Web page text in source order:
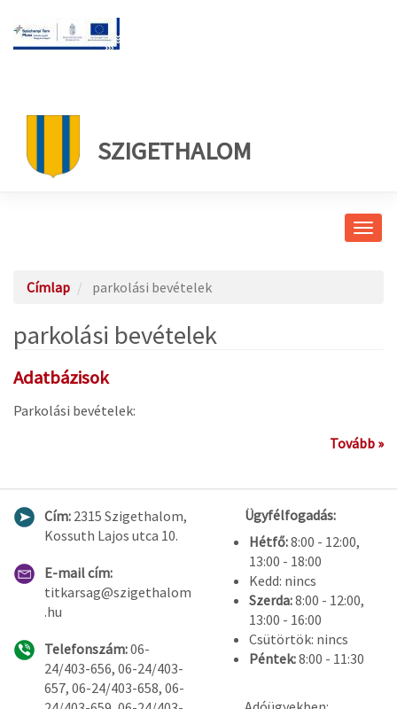
SZIGETHALOM
Címlap parkolási bevételek
parkolási bevételek
Adatbázisok
Parkolási bevételek:
Tovább »
Cím: 2315 Szigethalom,
Kossuth Lajos utca 10.
E-mail cím:
titkarsag@szigethalom
.hu
Telefonszám:06-
24/403-656, 06-24/403-
657, 06-24/403-658, 06-
Ügyfélfogadás:
Hétfő:8:00 - 12:00,
13:00 - 18:00
Kedd: nincs
Szerda:8:00 - 12:00,
13:00 - 16:00
Csütörtök: nincs
Péntek:8:00 - 11:30